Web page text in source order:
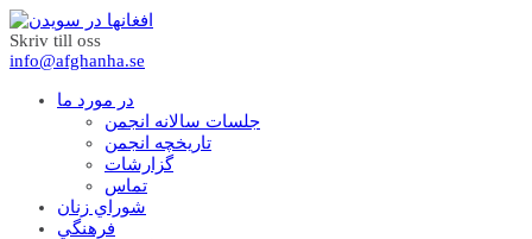
Skriv till oss
info@afghanha.se
در مورد ما
جلسات سالانه انجمن
تاریخچه انجمن
گزارشات
تماس
شوراي زنان
فرهنگي